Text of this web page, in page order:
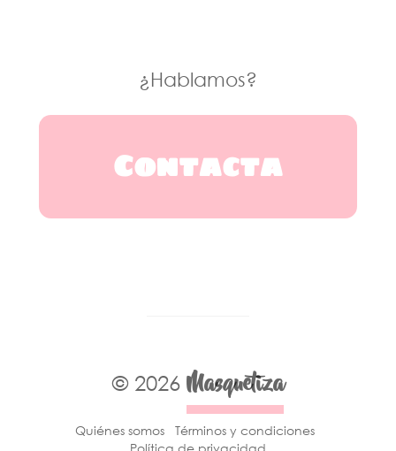
¿Hablamos?
Contacta
© 2026 Masquetiza
Quiénes somos
Términos y condiciones